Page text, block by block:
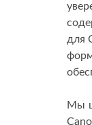
для
Мы